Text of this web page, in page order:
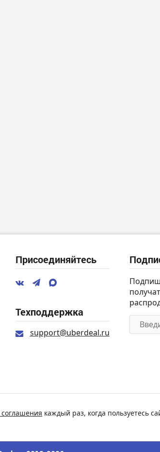
Присоединяйтесь
Техподдержка
support@uberdeal.ru
соглашения каждый раз, когда пользуетесь